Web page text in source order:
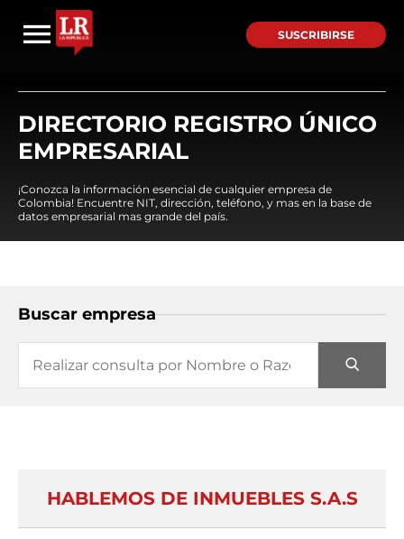
SUSCRIBIRSE
DIRECTORIO REGISTRO ÚNICO
EMPRESARIAL
¡Conozca la información esencial de cualquier empresa de
Colombia! Encuentre NIT, dirección, teléfono, y mas en la base de
datos empresarial mas grande del país.
Buscar empresa
HABLEMOS DE INMUEBLES S.A.S